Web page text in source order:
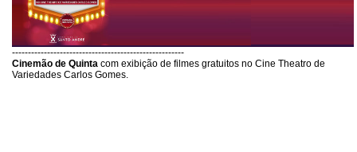
------------------------------------------------------
Cinemão de Quinta com exibição de filmes gratuitos no Cine Theatro de
Variedades Carlos Gomes.